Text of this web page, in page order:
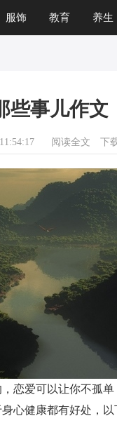
服饰 教育 养生
些事儿作文
阅读全文 下
恋爱可以让你不孤
心健康都有好处，以